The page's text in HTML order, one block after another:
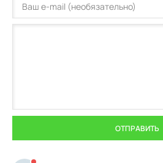
ОТПРАВИТЬ